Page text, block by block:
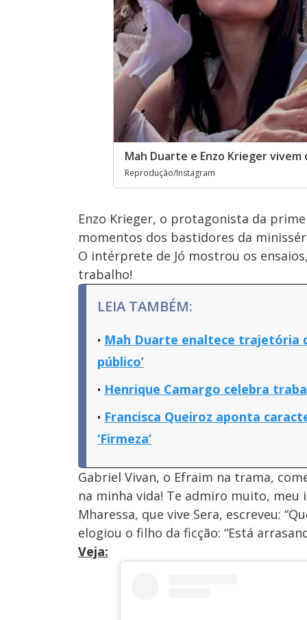
Mah Duarte e Enzo Krieger vivem
Reprodução/Instagram
Enzo Krieger, o protagonista da
momentos dos bastidores da
O intérprete de Jó mostrou os
trabalho!
LEIA TAMBÉM:
Mah Duarte enaltece trajetória
público’
Henrique Camargo celebra
Francisca Queiroz aponta
‘Firmeza’
Gabriel Vivan, o Efraim na trama,
na minha vida! Te admiro muito, meu
Mharessa, que vive Sera, escreveu:
elogiou o filho da ficção: “Está
Veja: